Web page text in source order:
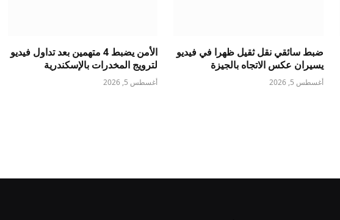
ضبط سائقي نقل ثقيل ظهرا في فيديو
يسيران عكس الاتجاه بالجيزة
أغسطس 5, 2026
الأمن يضبط 4 متهمين بعد تداول فيديو
لترويج المخدرات بالإسكندرية
أغسطس 5, 2026